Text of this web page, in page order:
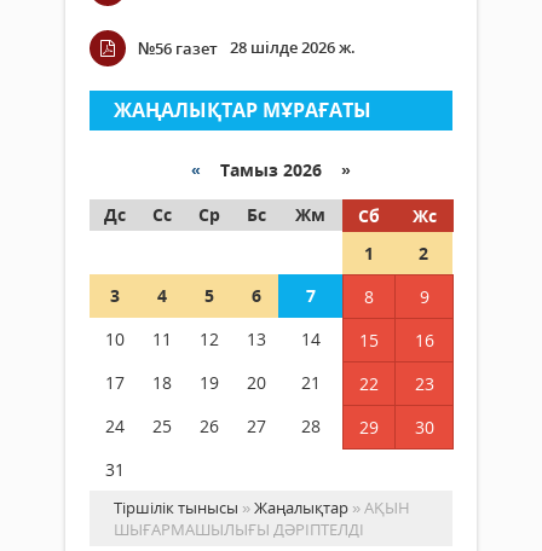
№56 газет 28 шілде 2026 ж.
ЖАҢАЛЫҚТАР МҰРАҒАТЫ
« Тамыз 2026 »
Дс
Сс Ср Бс Жм Сб
Жс
1
2
3
4 5 6 7 8
9
10
11 12 13 14 15
16
17
18 19 20 21 22
23
24
25 26 27 28 29
30
31
Тіршілік тынысы »Жаңалықтар » АҚЫН
ШЫҒАРМАШЫЛЫҒЫ ДӘРІПТЕЛДІ